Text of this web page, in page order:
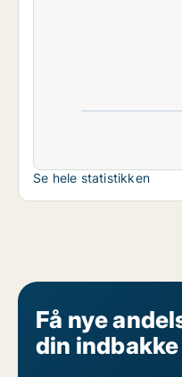
Se hele statistikken
Få nye
din indbakke